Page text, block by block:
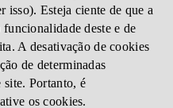
isso). Esteja ciente de que a
deste e de
A desativação de cookies
de determinadas
site. Portanto, é
os cookies.